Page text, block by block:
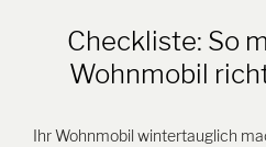
Checkliste: So
Wohnmobil
Ihr Wohnmobil wintertauglich